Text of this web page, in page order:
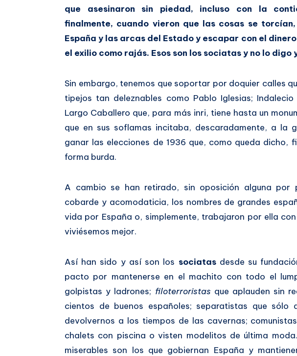
que asesinaron sin piedad, incluso con la
finalmente, cuando vieron que las cosas se
España y las arcas del Estado y escapar con el
el exilio como rajás. Esos son los sociatas y no lo digo
Sin embargo, tenemos que soportar por doquier calles
tipejos tan deleznables como Pablo Iglesias;
Largo Caballero que, para más inri, tiene hasta un
que en sus soflamas incitaba, descaradamente, a la
ganar las elecciones de 1936 que, como queda dicho,
forma burda.
A cambio se han retirado, sin oposición alguna por
cobarde y acomodaticia, los nombres de grandes
vida por España o, simplemente, trabajaron por ella
viviésemos mejor.
Así han sido y así son los sociatasdesde su
pacto por mantenerse en el machito con todo el
golpistas y ladrones; filoterroristas que aplauden sin
cientos de buenos españoles; separatistas que sólo
devolvernos a los tiempos de las cavernas;
chalets con piscina o visten modelitos de última
miserables son los que gobiernan España y